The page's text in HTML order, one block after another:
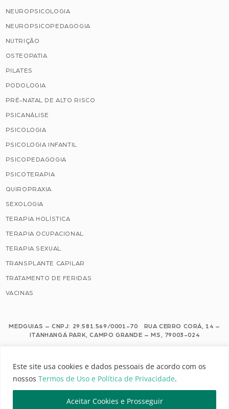
Este site usa cookies e dados pessoais de acordo com os
nossos Termos de Uso e Política de Privacidade.
Aceitar Cookies e Prosseguir
NEUROPSICOLOGIA
NEUROPSICOPEDAGOGIA
NUTRIÇÃO
OSTEOPATIA
PILATES
PODOLOGIA
PRÉ-NATAL DE ALTO RISCO
PSICANÁLISE
PSICOLOGIA
PSICOLOGIA INFANTIL
PSICOPEDAGOGIA
PSICOTERAPIA
QUIROPRAXIA
SEXOLOGIA
TERAPIA HOLÍSTICA
TERAPIA OCUPACIONAL
TERAPIA SEXUAL
TRANSPLANTE CAPILAR
TRATAMENTO DE FERIDAS
VACINAS
MEDGUIAS – CNPJ: 29.581.569/0001-70 RUA CERRO CORÁ, 14 –
ITANHANGÁ PARK, CAMPO GRANDE – MS, 79003-024
Este site usa cookies e dados pessoais de acordo com os nossos Termos de
Uso e Política de Privacidade.
Configuração de Cookies